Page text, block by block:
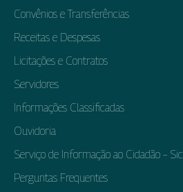
Convênios e Transferências
Receitas e Despesas
Licitações e Contratos
Servidores
Informações Classificadas
Ouvidoria
Serviço de Informação ao Cidadão – Sic
Perguntas Frequentes